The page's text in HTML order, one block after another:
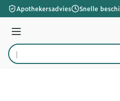
Ga naar de inhoud
Apothekersadvies Snelle
Menu
Product, merk, categorie...